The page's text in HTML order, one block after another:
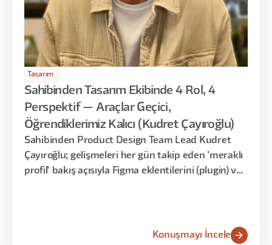
Tasarım
Sahibinden Tasarım Ekibinde 4 Rol, 4
Perspektif — Araçlar Geçici,
Öğrendiklerimiz Kalıcı (Kudret Çayıroğlu)
Sahibinden Product Design Team Lead Kudret
Çayıroğlu; gelişmeleri her gün takip eden 'meraklı
profil' bakış açısıyla Figma eklentilerini (plugin) ve
Konuşmayı İncele